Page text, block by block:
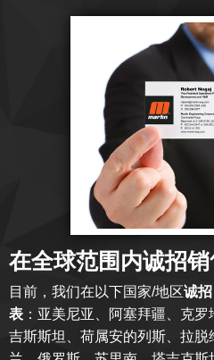
在全球范围内诚招
目前，我们在以下国家/地区诚
表 ：亚美尼亚、阿塞拜疆、克
吉斯斯坦、荷属安的列斯、拉